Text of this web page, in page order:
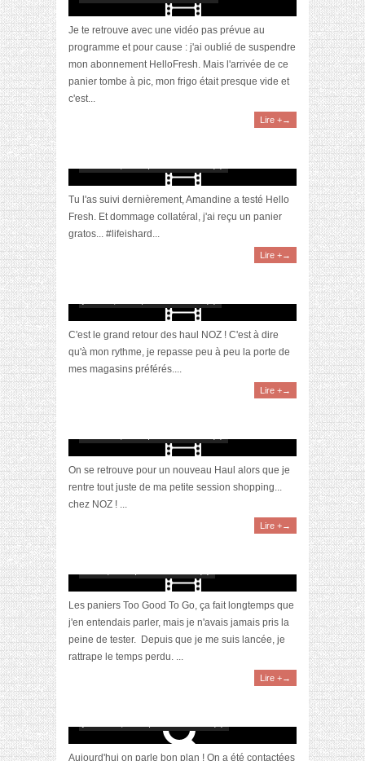
Je te retrouve avec une vidéo pas prévue au
programme et pour cause : j'ai oublié de suspendre
mon abonnement HelloFresh. Mais l'arrivée de ce
panier tombe à pic, mon frigo était presque vide et
c'est...
Lire +→
Tu l'as suivi dernièrement, Amandine a testé Hello
Fresh. Et dommage collatéral, j'ai reçu un panier
gratos... #lifeishard...
Lire +→
C'est le grand retour des haul NOZ ! C'est à dire
qu'à mon rythme, je repasse peu à peu la porte de
mes magasins préférés....
Lire +→
On se retrouve pour un nouveau Haul alors que je
rentre tout juste de ma petite session shopping...
chez NOZ ! ...
Lire +→
[Video] Bon plan : Haul paniers Too Good To
Les paniers Too Good To Go, ça fait longtemps que
j'en entendais parler, mais je n'avais jamais pris la
peine de tester. Depuis que je me suis lancée, je
rattrape le temps perdu. ...
Lire +→
Aujourd'hui on parle bon plan ! On a été contactées